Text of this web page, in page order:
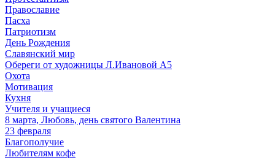
Православие
Пасха
Патриотизм
День Рождения
Славянский мир
Обереги от художницы Л.Ивановой А5
Охота
Мотивация
Кухня
Учителя и учащиеся
8 марта, Любовь, день святого Валентина
23 февраля
Благополучие
Любителям кофе